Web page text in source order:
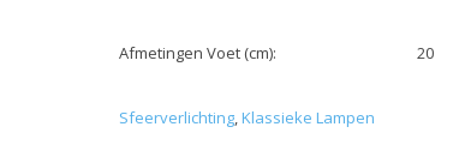
Afmetingen Voet (cm): 20
Sfeerverlichting,Klassieke Lampen